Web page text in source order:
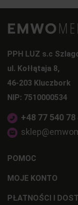
PPH LUZ s.c
ul. Kołłątaja 8,
46-203 Kluczbork
NIP: 7510000534
+48 77 540 78
POMOC
MOJE KONTO
PŁATNOŚCI I